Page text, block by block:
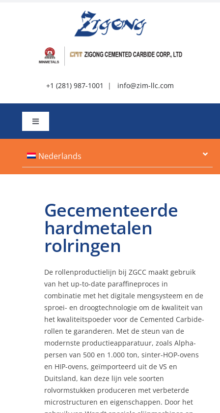
+1 (281) 987-1001 | info@zim-llc.com
Schakel
Over
Nederlands
Gecementeerde
hardmetalen
rolringen
De rollenproductielijn bij ZGCC maakt gebruik
van het up-to-date paraffineproces in
combinatie met het digitale mengsysteem en de
sproei- en droogtechnologie om de kwaliteit van
het kwaliteitspoeder voor de Cemented Carbide-
rollen te garanderen. Met de steun van de
modernste productieapparatuur, zoals Alpha-
persen van 500 en 1.000 ton, sinter-HOP-ovens
en HIP-ovens, geïmporteerd uit de VS en
Duitsland, kan deze lijn vele soorten
rolvormstukken produceren met verbeterde
microstructuren en eigenschappen. Door het